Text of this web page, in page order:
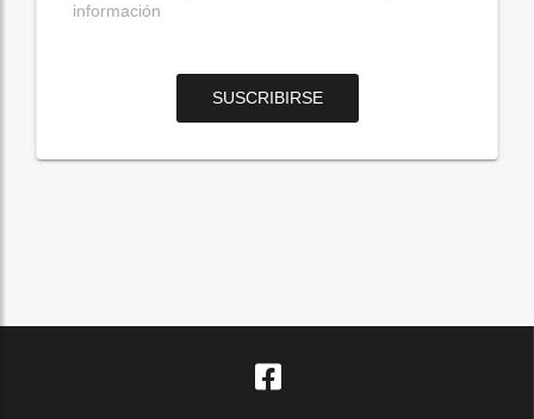
información
SUSCRIBIRSE